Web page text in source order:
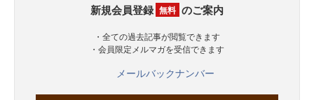
新規会員登録 無料 のご案内
・全ての過去記事が閲覧できます
・会員限定メルマガを受信できます
メールバックナンバー